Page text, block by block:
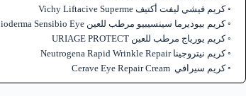
كريم فيشي ليفت أكتيف Vichy Liftacive Superme
كريم بيوديرما سينسيبيو مرطب للعين Bioderma Sensibio Eye
كريم يورياج مرطب للعين URIAGE PROTECT
كريم نيتروجينا Neutrogena Rapid Wrinkle Repair
كريم سيرافي Cerave Eye Repair Cream